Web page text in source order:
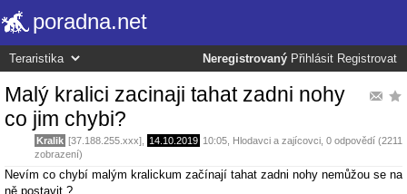
poradna.net
Neregistrovaný Přihlásit Registrovat
Malý kralici zacinaji tahat zadni nohy
co jim chybi?
Kralik [37.188.255.xxx], 14.10.2019 10:05 Hlodavci a zajícovci , 0 odpovědí (2211
zobrazení)
Nevím co chybí malým kralickum začínají tahat zadni nohy nemůžou se na
ně postavit ?